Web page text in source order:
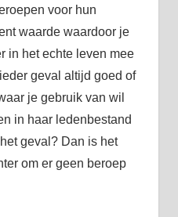
voor hun
waarde waardoor je
in het echte leven mee
geval altijd goed of
je gebruik van wil
in haar ledenbestand
geval? Dan is het
om er geen beroep